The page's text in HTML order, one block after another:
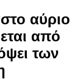
αύριο
από
των